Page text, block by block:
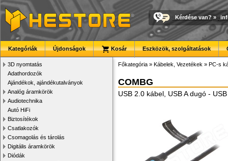
Kérdése van? »
Kategóriák Újdonságok Kosár Eszközök, szolgáltatások
3D nyomtatás
Adathordozók
Ajándékok, ajándékutalványok
Analóg áramkörök
Audiotechnika
Autó HiFi
Biztosítékok
Csatlakozók
Csomagolás és tárolás
Digitális áramkörök
Diódák
Főkategória » Kábelek, Vezetékek » PC-s
COMBG
USB 2.0 kábel, USB A dugó -